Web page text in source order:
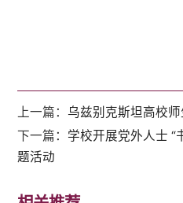
上一篇：乌兹别克斯坦高校
下一篇： 学校开展党外人士 “
题活动